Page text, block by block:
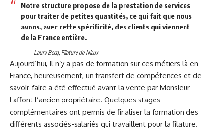
Notre structure propose de la prestation de services
pour traiter de petites quantités, ce qui fait que nous
avons, avec cette spécificité, des clients qui viennent
de la France entière.
Laura Becq, Filature de Niaux
Aujourd’hui, Il n’y a pas de formation sur ces métiers là en
France, heureusement, un transfert de compétences et de
savoir-faire a été effectué avant la vente par Monsieur
Laffont l’ancien propriétaire. Quelques stages
complémentaires ont permis de finaliser la formation des
différents associés-salariés qui travaillent pour la filature.